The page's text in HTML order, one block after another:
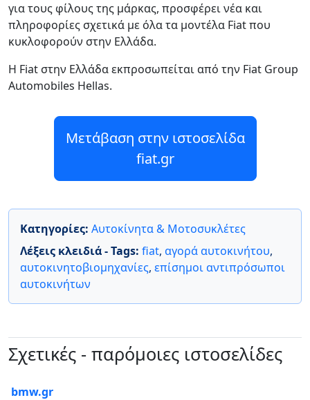
για τους φίλους της μάρκας, προσφέρει νέα και
πληροφορίες σχετικά με όλα τα μοντέλα Fiat που
κυκλοφορούν στην Ελλάδα.
Η Fiat στην Ελλάδα εκπροσωπείται από την Fiat Group
Automobiles Hellas.
Μετάβαση στην ιστοσελίδα
fiat.gr
Κατηγορίες: Αυτοκίνητα & Μοτοσυκλέτες
Λέξεις κλειδιά - Tags: fiat, αγορά αυτοκινήτου,
αυτοκινητοβιομηχανίες, επίσημοι αντιπρόσωποι
αυτοκινήτων
Σχετικές - παρόμοιες ιστοσελίδες
bmw.gr